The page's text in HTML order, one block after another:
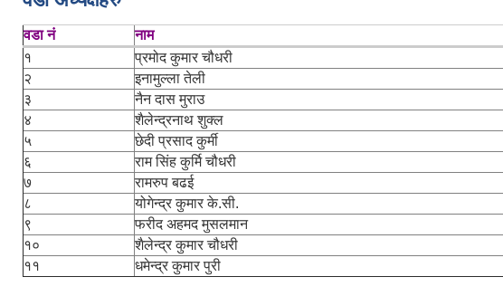
वडा नं नाम
१
प्रमोद कुमार चौधरी
२
इनामुल्ला तेली
३
नैन दास मुराउ
४
शैलेन्द्रनाथ शुक्ल
५
छेदी प्रसाद कुर्मी
६
राम सिंह कुर्मि चौधरी
७
रामरुप बढई
८
योगेन्द्र कुमार के.सी.
९
फरीद अहमद मुसलमान
१०
शैलेन्द्र कुमार चौधरी
११
धमेन्द्र कुमार पुरी